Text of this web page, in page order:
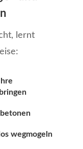
lernt
wegmogeln